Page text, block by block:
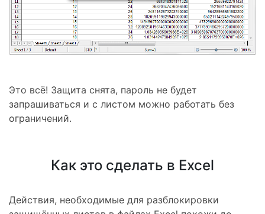
Это всё! Защита снята, пароль не будет
запрашиваться и с листом можно работать без
ограничений.
Как это сделать в Excel
Действия, необходимые для разблокировки